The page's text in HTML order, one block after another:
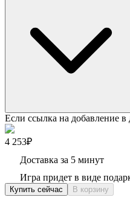
Если ссылка на добавление в
4 253₽
Доставка за 5 минут
Игра придет в виде
Купить сейчас В корзину